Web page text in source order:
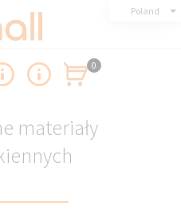
Poland
0
materiały